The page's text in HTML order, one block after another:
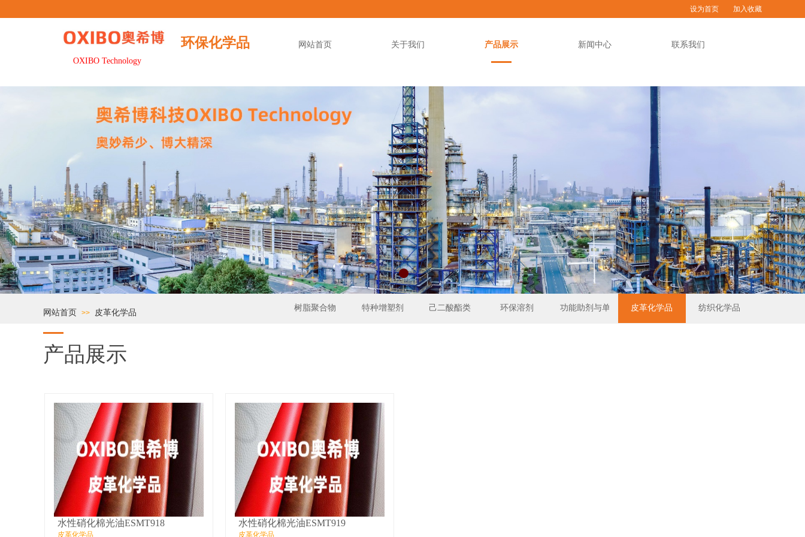
OXIBO Technology
网站首页 关于我们 产品展示 新闻中心 联系我们
环保化学品
设为首页 加入收藏
奥希博科技
树脂聚合物 特种增塑剂 己二酸酯类 环保溶剂 功能助剂与单体 皮革化学品 纺织化学品
网站首页 >> 皮革化学品
产品展示
水性硝化棉光油ESMT918
皮革化学品
水性硝化棉光油ESMT919
皮革化学品